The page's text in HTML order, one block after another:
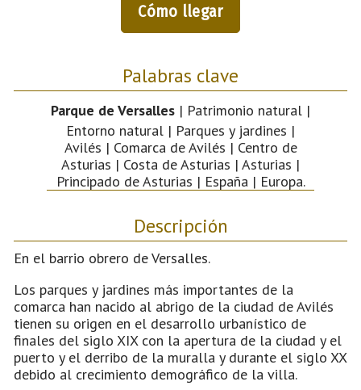
Cómo llegar
Palabras clave
Parque de Versalles | Patrimonio natural |
Entorno natural | Parques y jardines |
Avilés | Comarca de Avilés | Centro de
Asturias | Costa de Asturias | Asturias |
Principado de Asturias | España | Europa.
Descripción
En el barrio obrero de Versalles.
Los parques y jardines más importantes de la
comarca han nacido al abrigo de la ciudad de Avilés
tienen su origen en el desarrollo urbanístico de
finales del siglo XIX con la apertura de la ciudad y el
puerto y el derribo de la muralla y durante el siglo XX
debido al crecimiento demográfico de la villa.